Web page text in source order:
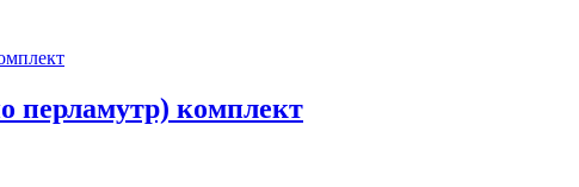
перламутр) комплект